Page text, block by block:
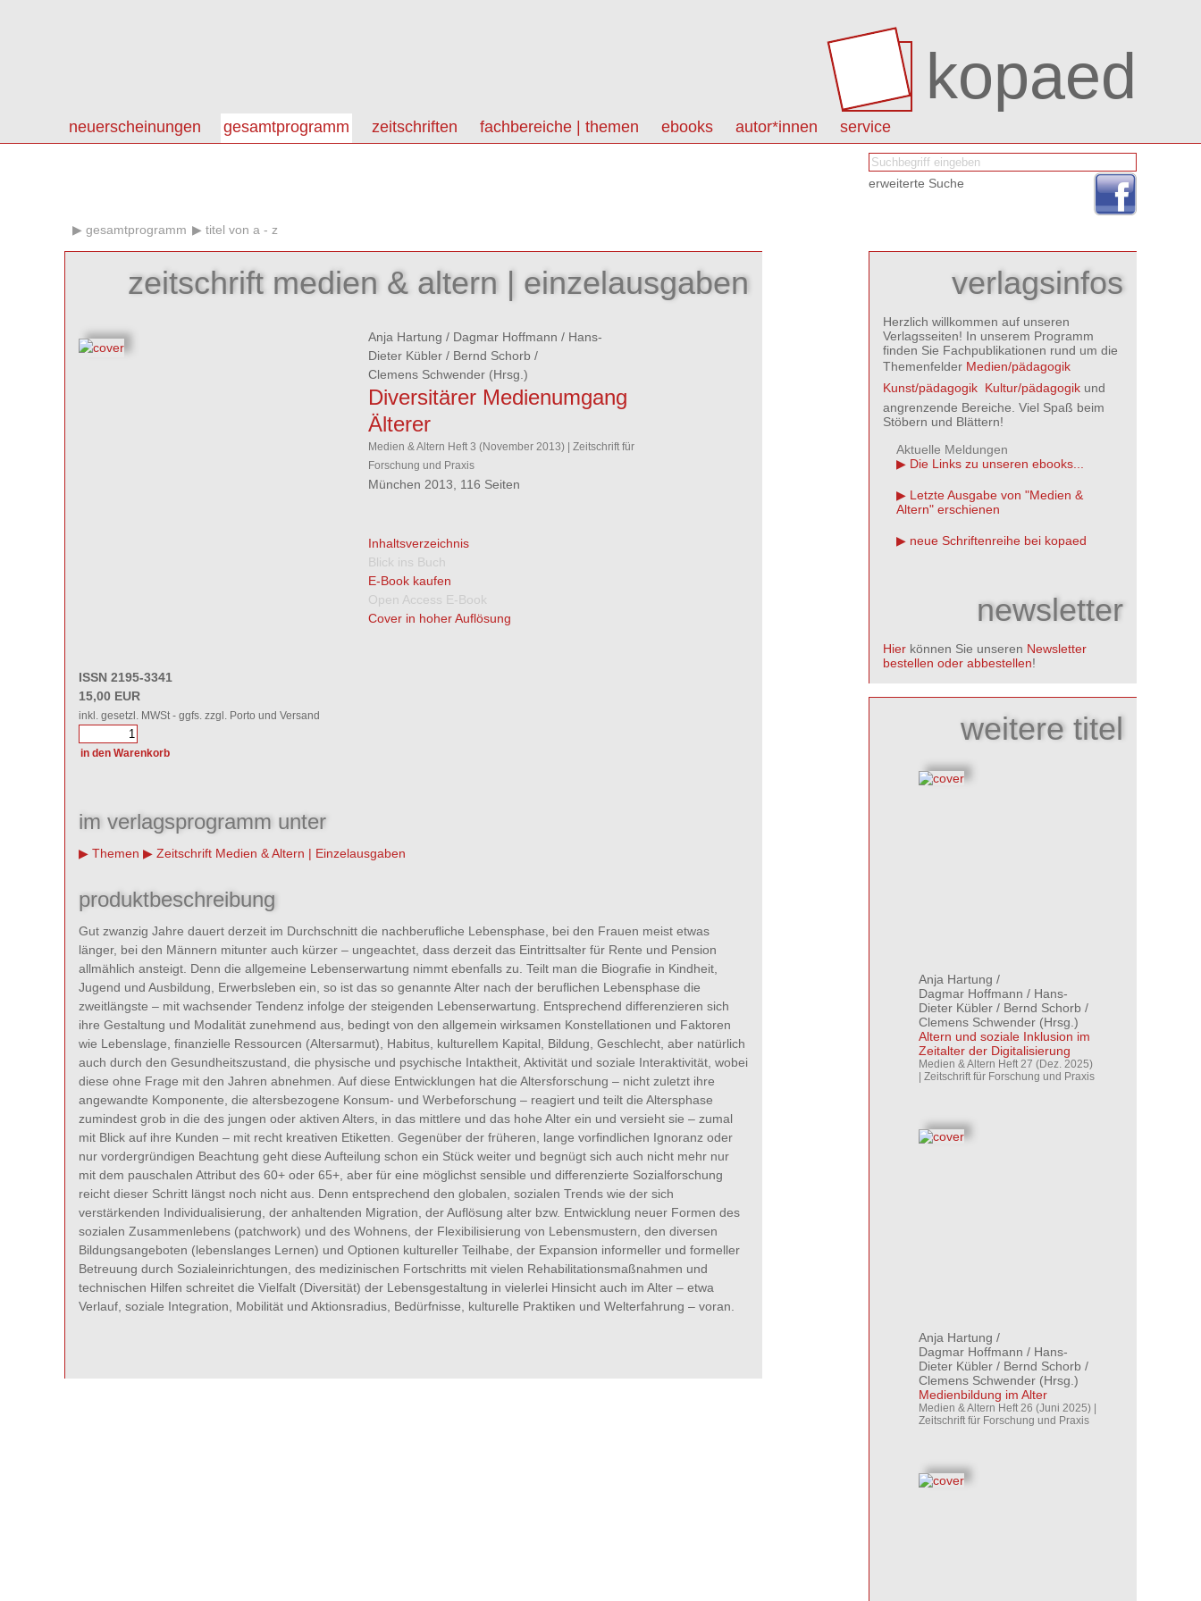
kopaed
neuerscheinungen gesamtprogramm zeitschriften fachbereiche | themen ebooks autor*innen service
erweiterte Suche
gesamtprogramm titel von a - z
zeitschrift medien & altern | einzelausgaben
Anja Hartung / Dagmar Hoffmann / Hans-
Dieter Kübler / Bernd Schorb /
Clemens Schwender (Hrsg.)
Diversitärer Medienumgang
Älterer
Medien & Altern Heft 3 (November 2013) | Zeitschrift für
Forschung und Praxis
München 2013, 116 Seiten
Inhaltsverzeichnis
Blick ins Buch
E-Book kaufen
Open Access E-Book
Cover in hoher Auflösung
ISSN 2195-3341
15,00 EUR
inkl. gesetzl. MWSt - ggfs. zzgl. Porto und Versand
im verlagsprogramm unter
Themen Zeitschrift Medien & Altern | Einzelausgaben
produktbeschreibung
Gut zwanzig Jahre dauert derzeit im Durchschnitt die nachberufliche Lebensphase, bei den Frauen meist etwas
länger, bei den Männern mitunter auch kürzer – ungeachtet, dass derzeit das Eintrittsalter für Rente und Pension
allmählich ansteigt. Denn die allgemeine Lebenserwartung nimmt ebenfalls zu. Teilt man die Biografie in Kindheit,
Jugend und Ausbildung, Erwerbsleben ein, so ist das so genannte Alter nach der beruflichen Lebensphase die
zweitlängste – mit wachsender Tendenz infolge der steigenden Lebenserwartung. Entsprechend differenzieren sich
ihre Gestaltung und Modalität zunehmend aus, bedingt von den allgemein wirksamen Konstellationen und Faktoren
wie Lebenslage, finanzielle Ressourcen (Altersarmut), Habitus, kulturellem Kapital, Bildung, Geschlecht, aber natürlich
auch durch den Gesundheitszustand, die physische und psychische Intaktheit, Aktivität und soziale Interaktivität, wobei
diese ohne Frage mit den Jahren abnehmen. Auf diese Entwicklungen hat die Altersforschung – nicht zuletzt ihre
angewandte Komponente, die altersbezogene Konsum- und Werbeforschung – reagiert und teilt die Altersphase
zumindest grob in die des jungen oder aktiven Alters, in das mittlere und das hohe Alter ein und versieht sie – zumal
mit Blick auf ihre Kunden – mit recht kreativen Etiketten. Gegenüber der früheren, lange vorfindlichen Ignoranz oder
nur vordergründigen Beachtung geht diese Aufteilung schon ein Stück weiter und begnügt sich auch nicht mehr nur
mit dem pauschalen Attribut des 60+ oder 65+, aber für eine möglichst sensible und differenzierte Sozialforschung
reicht dieser Schritt längst noch nicht aus. Denn entsprechend den globalen, sozialen Trends wie der sich
verstärkenden Individualisierung, der anhaltenden Migration, der Auflösung alter bzw. Entwicklung neuer Formen des
sozialen Zusammenlebens (patchwork) und des Wohnens, der Flexibilisierung von Lebensmustern, den diversen
Bildungsangeboten (lebenslanges Lernen) und Optionen kultureller Teilhabe, der Expansion informeller und formeller
Betreuung durch Sozialeinrichtungen, des medizinischen Fortschritts mit vielen Rehabilitationsmaßnahmen und
technischen Hilfen schreitet die Vielfalt (Diversität) der Lebensgestaltung in vielerlei Hinsicht auch im Alter – etwa
Verlauf, soziale Integration, Mobilität und Aktionsradius, Bedürfnisse, kulturelle Praktiken und Welterfahrung – voran.
verlagsinfos
Herzlich willkommen auf unseren
Verlagsseiten! In unserem Programm
finden Sie Fachpublikationen rund um die
Themenfelder Medien/pädagogik
Kunst/pädagogik Kultur/pädagogik und
angrenzende Bereiche. Viel Spaß beim
Stöbern und Blättern!
Aktuelle Meldungen
Die Links zu unseren ebooks...
Letzte Ausgabe von "Medien &
Altern" erschienen
neue Schriftenreihe bei kopaed
newsletter
Hier können Sie unseren Newsletter
bestellen oder abbestellen!
weitere titel
Anja Hartung /
Dagmar Hoffmann / Hans-
Dieter Kübler / Bernd Schorb /
Clemens Schwender (Hrsg.)
Altern und soziale Inklusion im
Zeitalter der Digitalisierung
Medien & Altern Heft 27 (Dez. 2025)
| Zeitschrift für Forschung und Praxis
Anja Hartung /
Dagmar Hoffmann / Hans-
Dieter Kübler / Bernd Schorb /
Clemens Schwender (Hrsg.)
Medienbildung im Alter
Medien & Altern Heft 26 (Juni 2025) |
Zeitschrift für Forschung und Praxis